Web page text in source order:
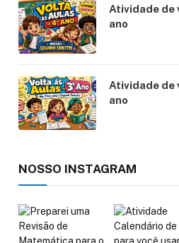
Atividade de
ano
Atividade de
ano
NOSSO INSTAGRAM